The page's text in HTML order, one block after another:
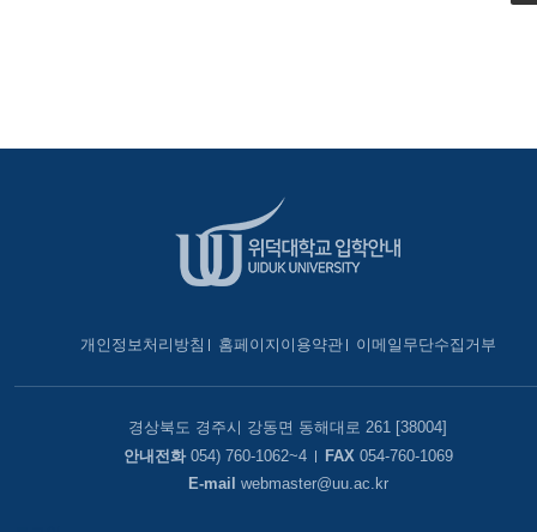
개인정보처리방침 홈페이지이용약관 이메일무단수집거부
경상북도 경주시 강동면 동해대로 261 [38004]
안내전화054) 760-1062~4 FAX 054-760-1069
E-mail webmaster@uu.ac.kr